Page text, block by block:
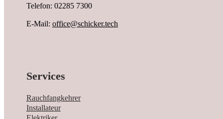
Telefon: 02285 7300
E-Mail: office@schicker.tech
Services
Rauchfangkehrer
Installateur